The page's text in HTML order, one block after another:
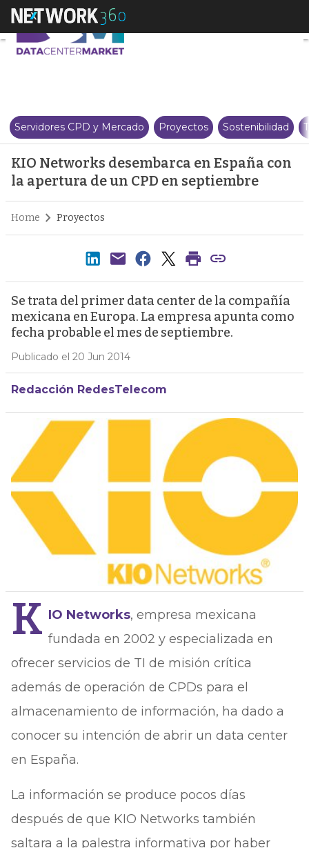
KIO Networks desembarca en
Servidores CPD y Mercado Proyectos Sostenibilidad
KIO Networks desembarca en España con
la apertura de un CPD en septiembre
Home Proyectos
Se trata del primer data center de la compañía
mexicana en Europa. La empresa apunta como
fecha probable el mes de septiembre.
Publicado el 20 Jun 2014
Redacción RedesTelecom
K IO Networks, empresa mexicana
fundada en 2002 y especializada en
ofrecer servicios de TI de misión crítica
además de operación de CPDs para el
almacenamiento de información, ha dado a
conocer su intención de abrir un data center
en España.
La información se produce pocos días
después de que KIO Networks también
saltara a la palestra informativa por haber